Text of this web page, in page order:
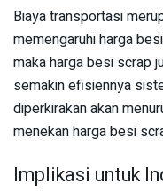
Biaya transportasi
memengaruhi harga
maka harga besi scrap
semakin efisiennya
diperkirakan akan
menekan harga besi
Implikasi untuk